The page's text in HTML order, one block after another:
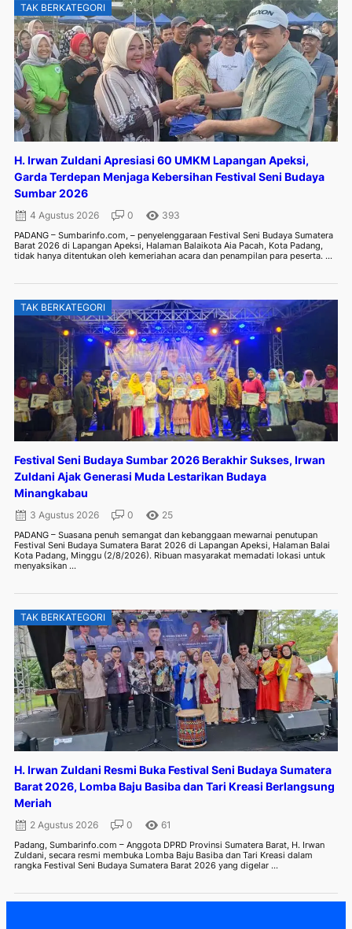
TAK BERKATEGORI
H. Irwan Zuldani Apresiasi 60 UMKM Lapangan Apeksi,
Garda Terdepan Menjaga Kebersihan Festival Seni Budaya
Sumbar 2026
4 Agustus 2026 0 393
PADANG – Sumbarinfo.com, – penyelenggaraan Festival Seni Budaya Sumatera
Barat 2026 di Lapangan Apeksi, Halaman Balaikota Aia Pacah, Kota Padang,
tidak hanya ditentukan oleh kemeriahan acara dan penampilan para peserta. ...
TAK BERKATEGORI
Festival Seni Budaya Sumbar 2026 Berakhir Sukses, Irwan
Zuldani Ajak Generasi Muda Lestarikan Budaya
Minangkabau
3 Agustus 2026 0 25
PADANG – Suasana penuh semangat dan kebanggaan mewarnai penutupan
Festival Seni Budaya Sumatera Barat 2026 di Lapangan Apeksi, Halaman Balai
Kota Padang, Minggu (2/8/2026). Ribuan masyarakat memadati lokasi untuk
menyaksikan ...
TAK BERKATEGORI
H. Irwan Zuldani Resmi Buka Festival Seni Budaya Sumatera
Barat 2026, Lomba Baju Basiba dan Tari Kreasi Berlangsung
Meriah
2 Agustus 2026 0 61
Padang, Sumbarinfo.com – Anggota DPRD Provinsi Sumatera Barat, H. Irwan
Zuldani, secara resmi membuka Lomba Baju Basiba dan Tari Kreasi dalam
rangka Festival Seni Budaya Sumatera Barat 2026 yang digelar ...